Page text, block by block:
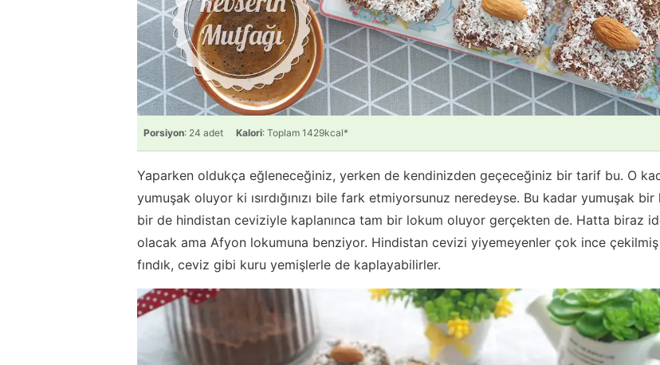
Porsiyon: 24 adet Kalori: Toplam 1429kcal*
Yaparken oldukça eğleneceğiniz, yerken de kendinizden geçeceğiniz bir tarif bu. O
yumuşak oluyor ki ısırdığınızı bile fark etmiyorsunuz neredeyse. Bu kadar yumuşak bir
bir de hindistan ceviziyle kaplanınca tam bir lokum oluyor gerçekten de. Hatta biraz
olacak ama Afyon lokumuna benziyor. Hindistan cevizi yiyemeyenler çok ince çekilmiş
fındık, ceviz gibi kuru yemişlerle de kaplayabilirler.